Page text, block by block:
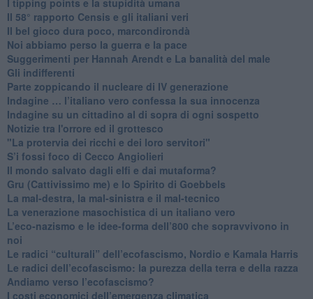
​Il 58° rapporto Censis e gli italiani veri
​Il bel gioco dura poco, marcondirondà
Noi abbiamo perso la guerra e la pace
Suggerimenti per Hannah Arendt e La banalità del male
​Gli indifferenti
Parte zoppicando il nucleare di IV generazione
​Indagine … l’italiano vero confessa la sua innocenza
Indagine su un cittadino al di sopra di ogni sospetto
Notizie tra l'orrore ed il grottesco
"La protervia dei ricchi e dei loro servitori"
S’i fossi foco di Cecco Angiolieri
​Il mondo salvato dagli elfi e dai mutaforma?
Gru (Cattivissimo me) e lo Spirito di Goebbels
​La mal-destra, la mal-sinistra e il mal-tecnico
​La venerazione masochistica di un italiano vero
​L’eco-nazismo e le idee-forma dell’800 che sopravvivono in
noi
​Le radici “culturali” dell’ecofascismo, Nordio e Kamala Harris
Le radici dell’ecofascismo: la purezza della terra e della razza
Andiamo verso l’ecofascismo?
I costi economici dell’emergenza climatica